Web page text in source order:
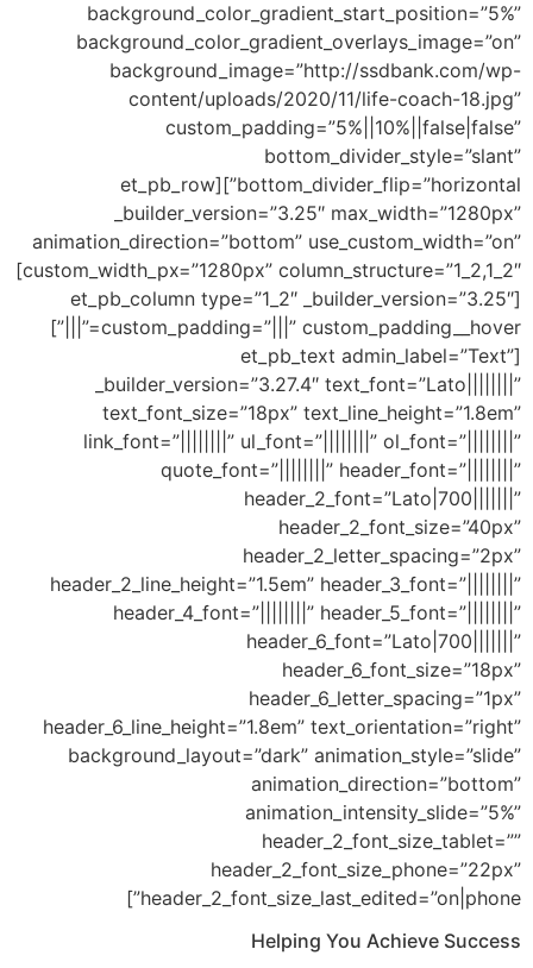
background_image=”http://
content/uploads/2020/11/life-
bottom_divider_flip=”horizontal”][et_pb_row
_builder_version=”3.25″
animation_direction=”bottom”
custom_width_px=”1280px” column_structure=”1_2,1_2″]
[et_pb_column type=”1_2″
custom_padding=”|||” custom_padding__hover=”|||”]
[et_pb_text
_builder_version=”3.27.4″
text_font_size=”18px”
link_font=”||||||||” ul_font=”||||||||”
quote_font=”||||||||”
header_2_line_height=”1.5em”
header_4_font=”||||||||”
header_6_line_height=”1.8em”
background_layout=”dark”
Helping You